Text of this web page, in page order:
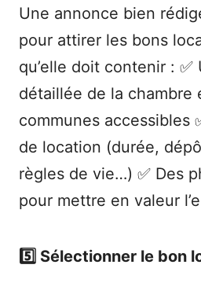
Une annonce bien
pour attirer les bons
qu’elle doit contenir :
détaillée de la chambre
communes accessibles
de location (durée,
règles de vie…) ✅ Des
pour mettre en valeur
5️⃣ Sélectionner le bon